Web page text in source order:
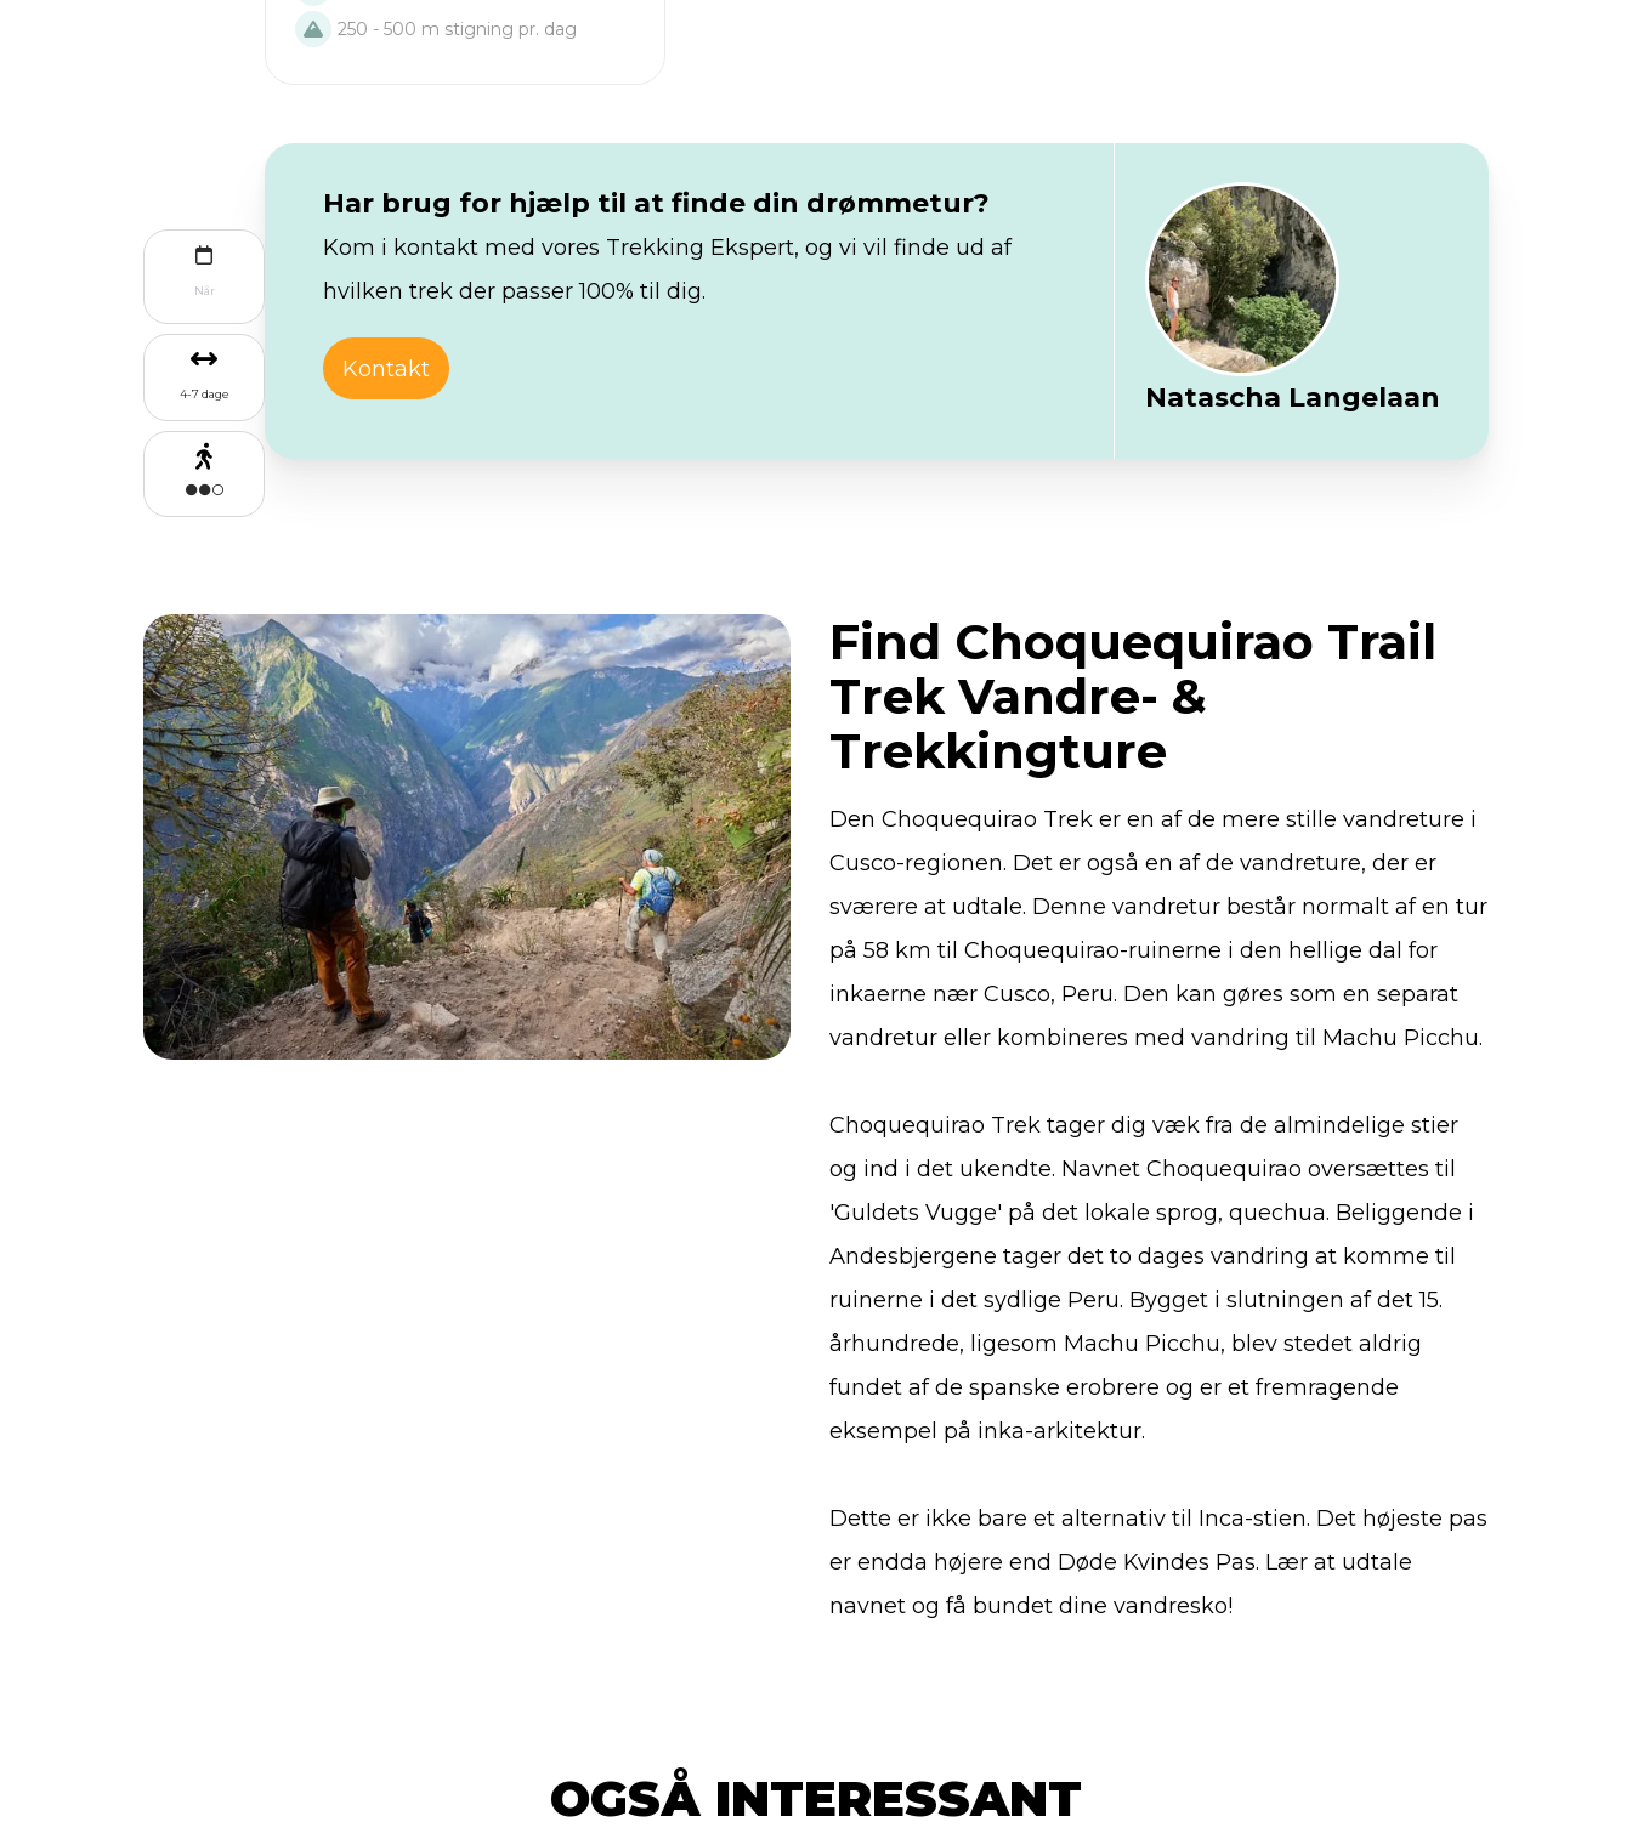
Når
4-7 dage
250 - 500 m stigning pr. dag
Har brug for hjælp til at finde din drømmetur?
Kom i kontakt med vores Trekking Ekspert, og vi vil finde ud af
hvilken trek der passer 100% til dig.
Kontakt
Natascha Langelaan
Find Choquequirao Trail
Trek Vandre- &
Trekkingture
Den Choquequirao Trek er en af de mere stille vandreture i
Cusco-regionen. Det er også en af de vandreture, der er
sværere at udtale. Denne vandretur består normalt af en tur
på 58 km til Choquequirao-ruinerne i den hellige dal for
inkaerne nær Cusco, Peru. Den kan gøres som en separat
vandretur eller kombineres med vandring til Machu Picchu.
Choquequirao Trek tager dig væk fra de almindelige stier
og ind i det ukendte. Navnet Choquequirao oversættes til
'Guldets Vugge' på det lokale sprog, quechua. Beliggende i
Andesbjergene tager det to dages vandring at komme til
ruinerne i det sydlige Peru. Bygget i slutningen af det 15.
århundrede, ligesom Machu Picchu, blev stedet aldrig
fundet af de spanske erobrere og er et fremragende
eksempel på inka-arkitektur.
Dette er ikke bare et alternativ til Inca-stien. Det højeste pas
er endda højere end Døde Kvindes Pas. Lær at udtale
navnet og få bundet dine vandresko!
OGSÅ INTERESSANT